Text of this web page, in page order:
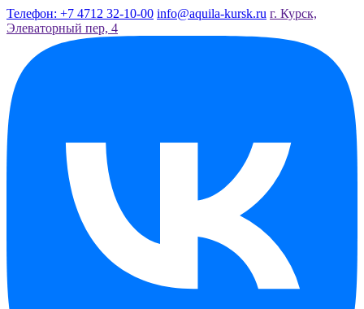
Телефон: +7 4712 32-10-00 info@aquila-kursk.ru г. Курск,
Элеваторный пер, 4